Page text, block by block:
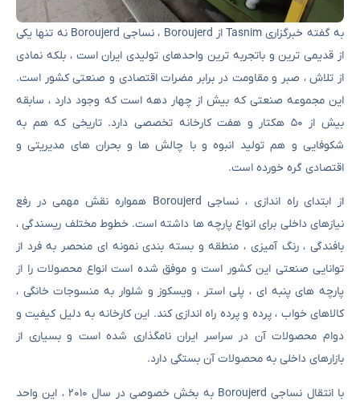
به گفته خبرگزاری Tasnim از Boroujerd ، نساجی Boroujerd نه تنها یکی
از قدیمی ترین و باتجربه ترین واحدهای تولیدی ایران است ، بلکه نمادی
از تلاش ، صبر و مقاومت در برابر مضرات اقتصادی و صنعتی کشور است.
این مجموعه صنعتی که بیش از چهار دهه است که وجود دارد ، سابقه
بیش از ۵۰ هکتار و هفت کارخانه تخصصی دارد. تاریخی که هم به
شکوفایی و هم تولید انبوه و با چالش ها و بحران های مدیریتی و
اقتصادی گره خورده است.
از ابتدای راه اندازی ، نساجی Boroujerd همواره نقش مهمی در رفع
نیازهای داخلی برای انواع پارچه ها داشته است. خطوط مختلف ریسندگی ،
بافندگی ، رنگ آمیزی ، منطقه و بسته بندی نمونه ای منحصر به فرد از
توانایی صنعتی این کشور است و موفق شده است انواع محصولات را از
پارچه های پنبه ای ، پلی استر ، ویسکوز و شلوار به منسوجات خانگی ،
کالاهای خواب ، پرده و پرده راه اندازی کند. این کارخانه به دلیل کیفیت و
دوام محصولات آن در سراسر ایران نامگذاری شده است و بسیاری از
بازارهای داخلی به محصولات آن بستگی دارد.
با انتقال نساجی Boroujerd به بخش خصوصی در سال ۲۰۱۰ ، این واحد